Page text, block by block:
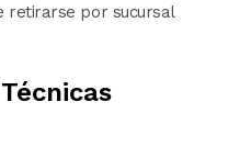
números)
retirarse por sucursal